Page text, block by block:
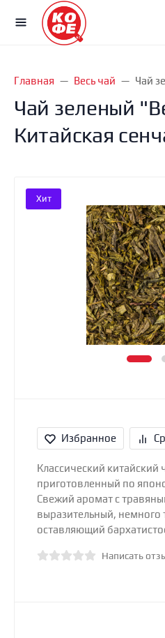
Главная Весь чай Чай
Чай зеленый
Китайская
Хит
Избранное
Классический китайский
приготовленный по
Свежий аромат с
выразительный, немного
оставляющий
Написать